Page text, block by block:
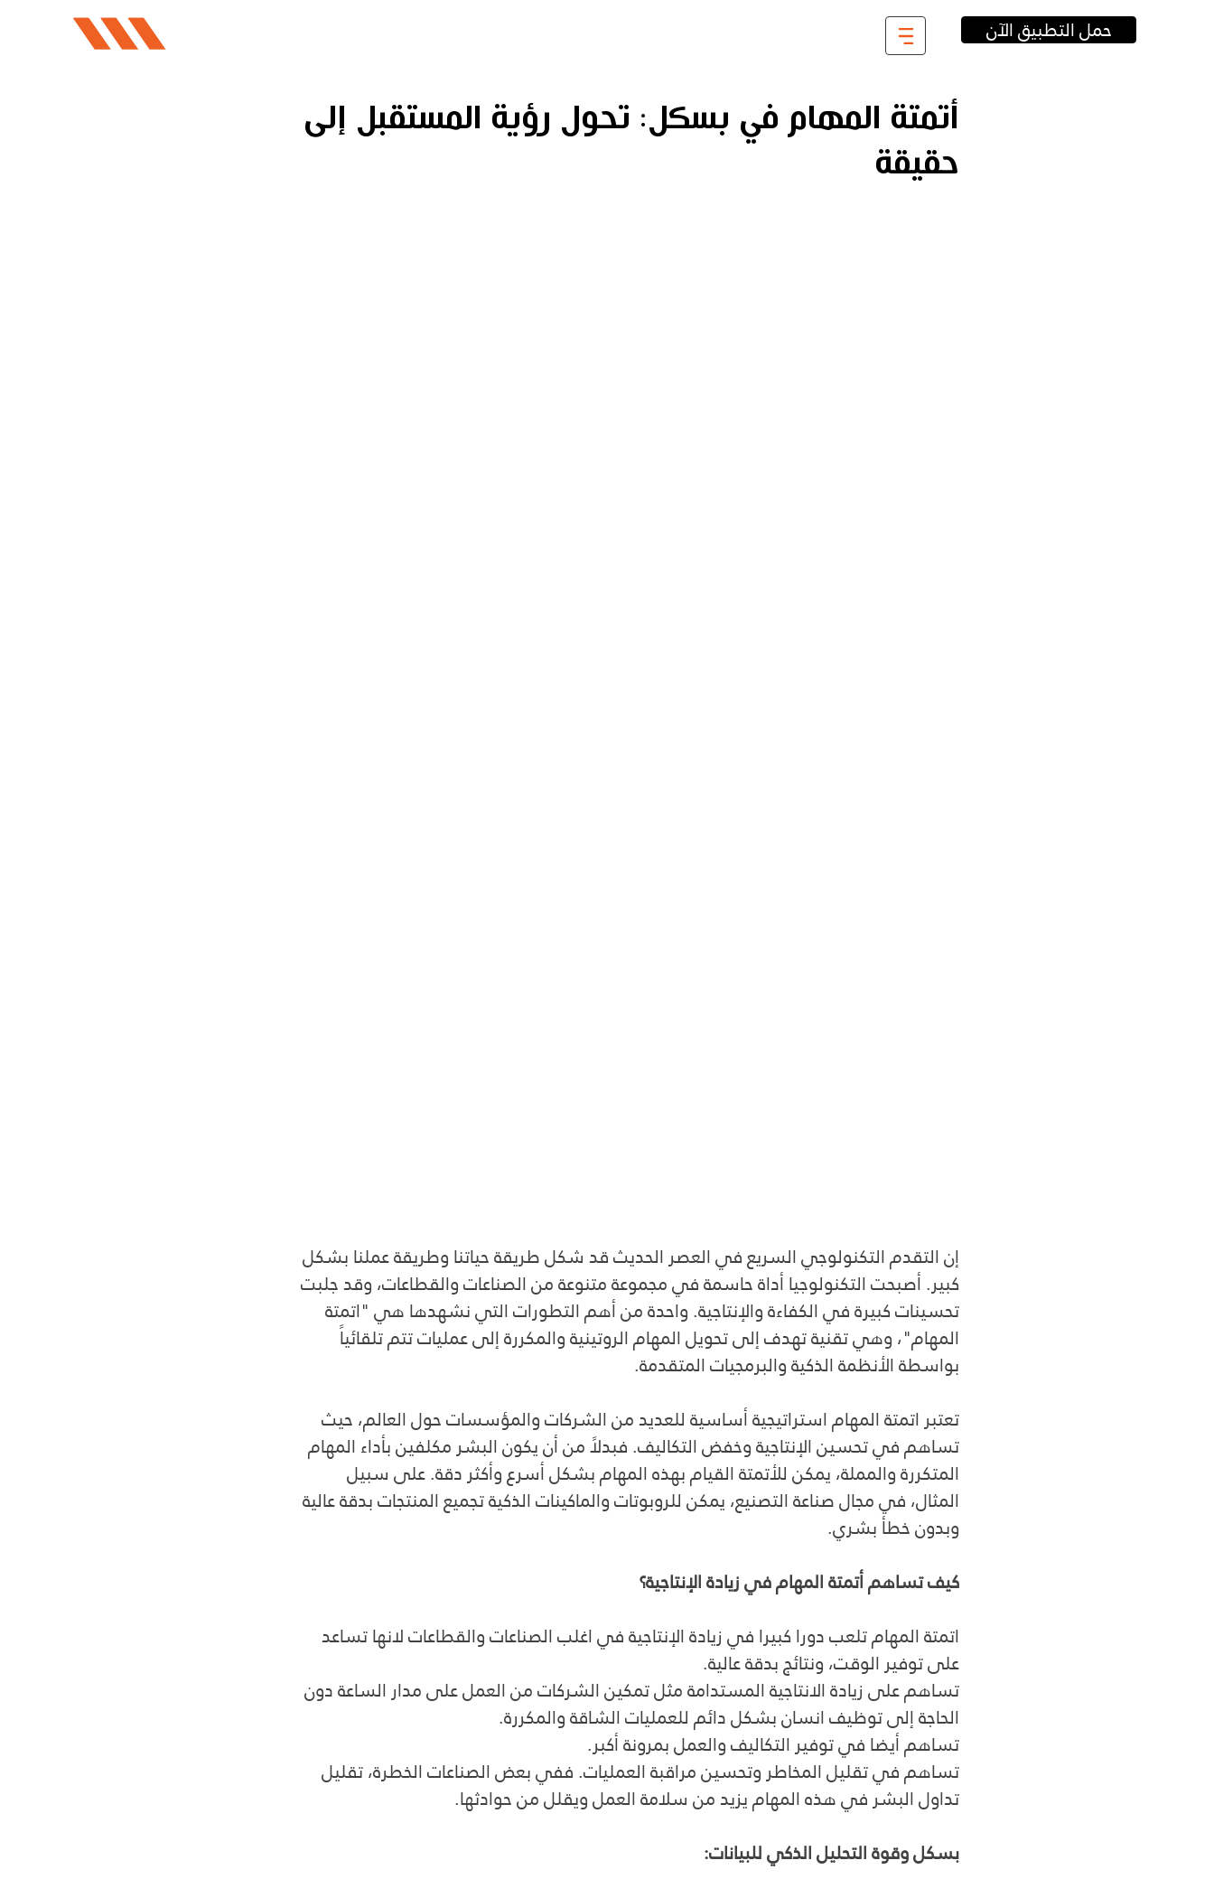
حمل التطبيق الآن
أتمتة المهام في بسكل: تحول رؤية المستقبل إلى
حقيقة
إن التقدم التكنولوجي السريع في العصر الحديث قد شكل طريقة حياتنا وطريقة عملنا بشكل
كبير. أصبحت التكنولوجيا أداة حاسمة في مجموعة متنوعة من الصناعات والقطاعات، وقد جلبت
تحسينات كبيرة في الكفاءة والإنتاجية. واحدة من أهم التطورات التي نشهدها هي "اتمتة
المهام"، وهي تقنية تهدف إلى تحويل المهام الروتينية والمكررة إلى عمليات تتم تلقائياً
بواسطة الأنظمة الذكية والبرمجيات المتقدمة.
تعتبر اتمتة المهام استراتيجية أساسية للعديد من الشركات والمؤسسات حول العالم، حيث
تساهم في تحسين الإنتاجية وخفض التكاليف. فبدلاً من أن يكون البشر مكلفين بأداء المهام
المتكررة والمملة، يمكن للأتمتة القيام بهذه المهام بشكل أسرع وأكثر دقة. على سبيل
المثال، في مجال صناعة التصنيع، يمكن للروبوتات والماكينات الذكية تجميع المنتجات بدقة عالية
وبدون خطأ بشري.
كيف تساهم أتمتة المهام في زيادة الإنتاجية؟
اتمتة المهام تلعب دورا كبيرا في زيادة الإنتاجية في اغلب الصناعات والقطاعات لانها تساعد
على توفير الوقت، ونتائج بدقة عالية.
تساهم على زيادة الانتاجية المستدامة مثل تمكين الشركات من العمل على مدار الساعة دون
الحاجة إلى توظيف انسان بشكل دائم للعمليات الشاقة والمكررة.
تساهم أيضا في توفير التكاليف والعمل بمرونة أكبر.
تساهم في تقليل المخاطر وتحسين مراقبة العمليات. ففي بعض الصناعات الخطرة، تقليل
تداول البشر في هذه المهام يزيد من سلامة العمل ويقلل من حوادثها.
بسكل وقوة التحليل الذكي للبيانات: